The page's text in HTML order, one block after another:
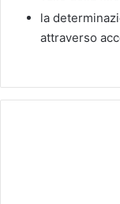
la
attraverso